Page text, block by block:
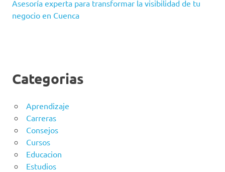
Asesoría experta para transformar la visibilidad de tu
negocio en Cuenca
Categorias
Aprendizaje
Carreras
Consejos
Cursos
Educacion
Estudios